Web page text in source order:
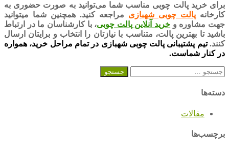
برای خرید پالت چوبی مناسب شما می‌توانید به صورت حضوری به
کارخانه پالت چوبی شهبازی مراجعه کنید. همچنین شما میتوانید
جهت مشاوره و خرید آنلاین پالت چوبی، با کارشناسان ما در ارتباط
باشید تا بهترین پالت، متناسب با نیازتان را انتخاب و برایتان ارسال
کنند.تیم پشتیبانی پالت چوبی شهبازی در تمام مراحل خرید، همواره
در کنار شماست.
جستجو
دسته‌ها
مقالات
برچسب‌ها